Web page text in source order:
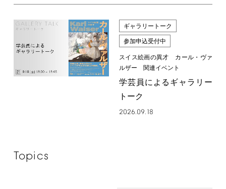
ギャラリートーク
参加申込受付中
スイス絵画の異才 カール・ヴァ
ルザー 関連イベント
学芸員によるギャラリー
トーク
2026.09.18
Topics